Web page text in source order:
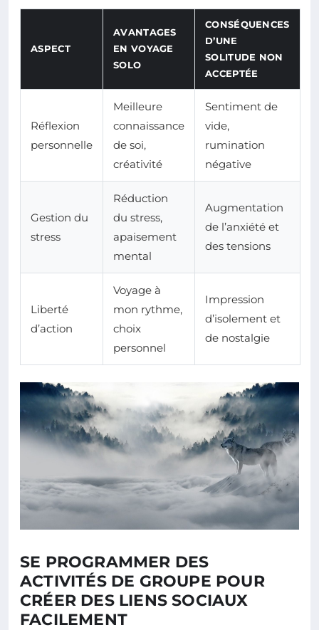
ASPECT
AVANTAGES
EN VOYAGE
SOLO
CONSÉQUENCES
D’UNE
SOLITUDE NON
ACCEPTÉE
Réflexion
personnelle
Meilleure
connaissance
de soi,
créativité
Sentiment de
vide,
rumination
négative
Gestion du
stress
Réduction
du stress,
apaisement
mental
Augmentation
de l’anxiété et
des tensions
Liberté
d’action
Voyage à
mon rythme,
choix
personnel
Impression
d’isolement et
de nostalgie
SE PROGRAMMER DES
ACTIVITÉS DE GROUPE POUR
CRÉER DES LIENS SOCIAUX
FACILEMENT